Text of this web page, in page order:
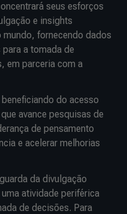
seus esforços
e insights
fornecendo dados
a tomada de
em parceria com a
do acesso
avance pesquisas de
de pensamento
e acelerar melhorias
da divulgação
atividade periférica
de decisões. Para